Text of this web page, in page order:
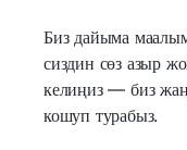
Биз дайыма
сиздин сөз азыр
келиңиз — биз
кошуп турабыз.